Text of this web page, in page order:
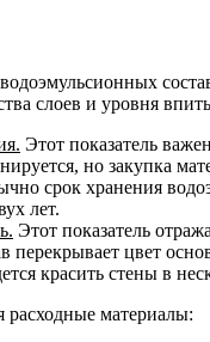
слоев и уровня
Этот показатель
но закупка
срок хранения
лет.
Этот показатель
перекрывает цвет
красить стены в
расходные материалы: